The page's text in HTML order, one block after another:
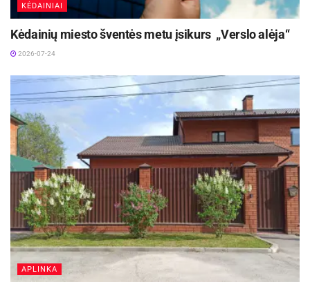
KĖDAINIAI
Kėdainių miesto šventės metu įsikurs „Verslo alėja“
2026-07-24
APLINKA